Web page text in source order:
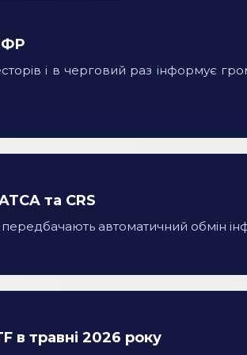
і в черговий раз інформує
та CRS
передбачають автоматичний обмін
в травні 2026 року